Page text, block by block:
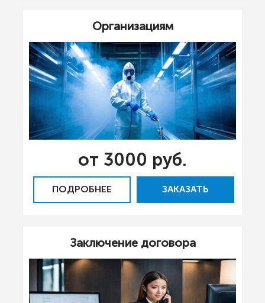
Организациям
от 3000 руб.
ПОДРОБНЕЕ ЗАКАЗАТЬ
Заключение договора